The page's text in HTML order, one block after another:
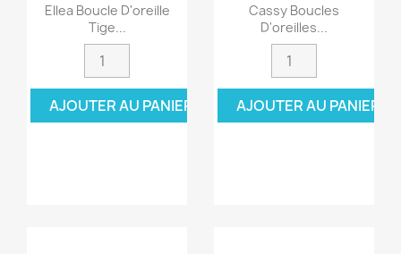
Ellea Boucle D'oreille
Tige...
AJOUTER AU PANIER
Cassy Boucles
D'oreilles...
AJOUTER AU PANIER